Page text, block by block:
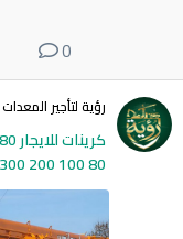
0
رؤية لتأجير المعدات
80 100 200 300 500 طن جدة الرياض الدمام kingdomvision